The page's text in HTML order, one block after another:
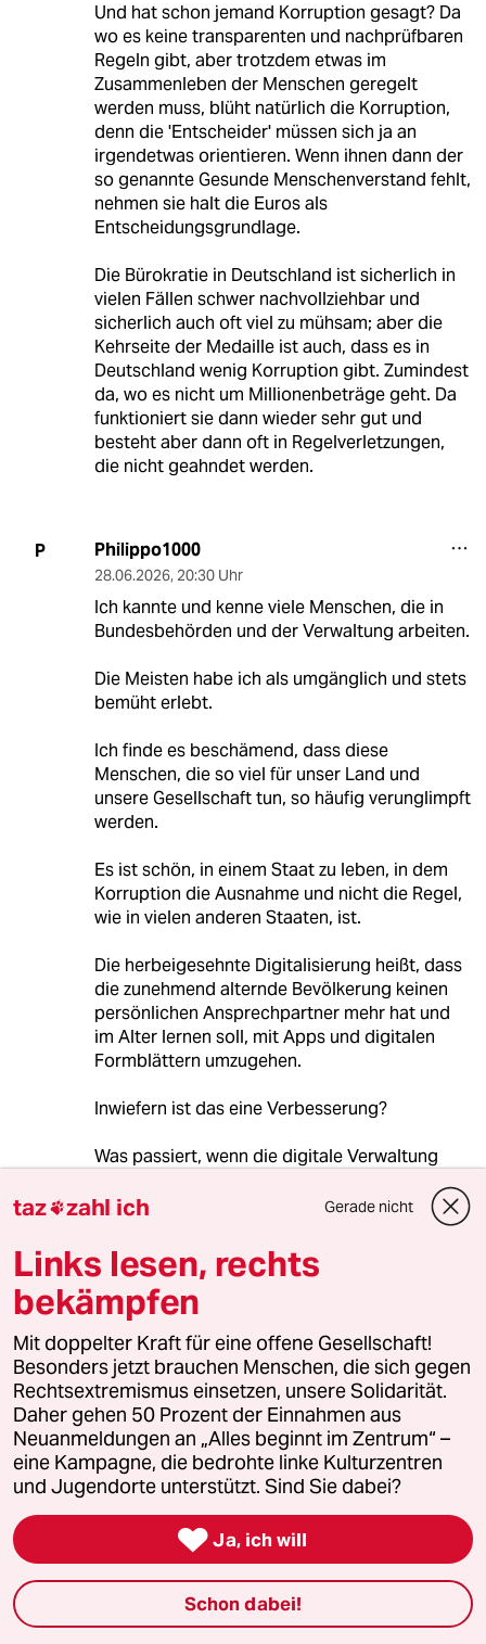
Und hat schon jemand Korruption gesagt? Da
wo es keine transparenten und nachprüfbaren
Regeln gibt, aber trotzdem etwas im
Zusammenleben der Menschen geregelt
werden muss, blüht natürlich die Korruption,
denn die 'Entscheider' müssen sich ja an
irgendetwas orientieren. Wenn ihnen dann der
so genannte Gesunde Menschenverstand fehlt,
nehmen sie halt die Euros als
Entscheidungsgrundlage.
Die Bürokratie in Deutschland ist sicherlich in
vielen Fällen schwer nachvollziehbar und
sicherlich auch oft viel zu mühsam; aber die
Kehrseite der Medaille ist auch, dass es in
Deutschland wenig Korruption gibt. Zumindest
da, wo es nicht um Millionenbeträge geht. Da
funktioniert sie dann wieder sehr gut und
besteht aber dann oft in Regelverletzungen,
die nicht geahndet werden.
P Philippo1000
28.06.2026, 20:30 Uhr
Ich kannte und kenne viele Menschen, die in
Bundesbehörden und der Verwaltung arbeiten.
Die Meisten habe ich als umgänglich und stets
bemüht erlebt.
Ich finde es beschämend, dass diese
Menschen, die so viel für unser Land und
unsere Gesellschaft tun, so häufig verunglimpft
werden.
Es ist schön, in einem Staat zu leben, in dem
Korruption die Ausnahme und nicht die Regel,
wie in vielen anderen Staaten, ist.
Die herbeigesehnte Digitalisierung heißt, dass
die zunehmend alternde Bevölkerung keinen
persönlichen Ansprechpartner mehr hat und
im Alter lernen soll, mit Apps und digitalen
Formblättern umzugehen.
Inwiefern ist das eine Verbesserung?
Was passiert, wenn die digitale Verwaltung
Die Wahrheit ist, trotz aller Selbstoptinierung
wird der Mensch kein digitales Wesen.
Natürlich werden bereits Versuche
unternommen indem das Selbstbild per
Fotoshop geschönt wird und auch bei Alter
und allem anderen dreist gelogen wird.
Ist das eine Perspektive?
Was genau heißt das eigentlich, wenn die neue
baden württembergische Regierung
„dereguliert“ - nichts Grünes - fürchte ich?!
taz zahl ich Gerade nicht
Links lesen, rechts
bekämpfen
Mit doppelter Kraft für eine offene Gesellschaft!
Besonders jetzt brauchen Menschen, die sich gegen
Rechtsextremismus einsetzen, unsere Solidarität.
Daher gehen 50 Prozent der Einnahmen aus
Neuanmeldungen an „Alles beginnt im Zentrum“ –
eine Kampagne, die bedrohte linke Kulturzentren
und Jugendorte unterstützt. Sind Sie dabei?
 Ja, ich will
Schon dabei!